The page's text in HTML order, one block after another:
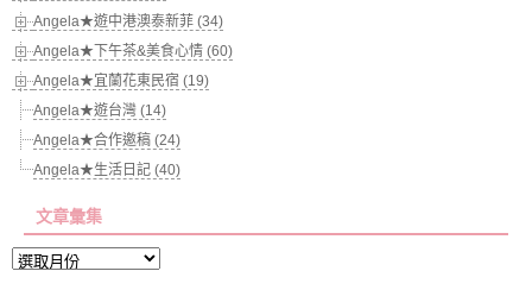
Angela★遊中港澳泰新菲 (34)
Angela★下午茶&美食心情 (60)
Angela★宜蘭花東民宿 (19)
Angela★遊台灣 (14)
Angela★合作邀稿 (24)
Angela★生活日記 (40)
文章彙集
文